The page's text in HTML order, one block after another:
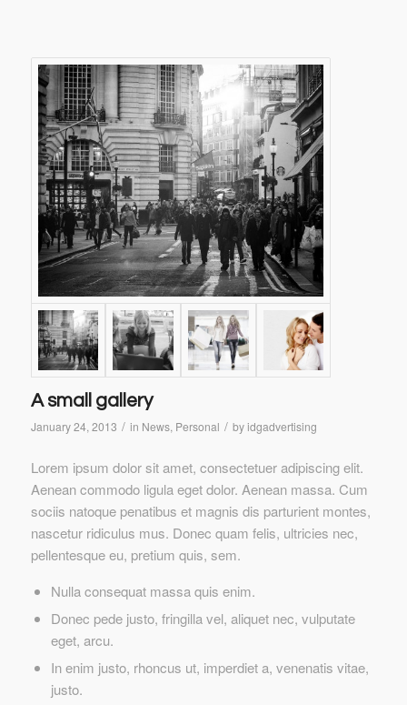
A small gallery
January 24, 2013 / in News, Personal / byidgadvertising
Lorem ipsum dolor sit amet, consectetuer adipiscing elit.
Aenean commodo ligula eget dolor. Aenean massa. Cum
sociis natoque penatibus et magnis dis parturient montes,
nascetur ridiculus mus. Donec quam felis, ultricies nec,
pellentesque eu, pretium quis, sem.
Nulla consequat massa quis enim.
Donec pede justo, fringilla vel, aliquet nec, vulputate
eget, arcu.
In enim justo, rhoncus ut, imperdiet a, venenatis vitae,
justo.